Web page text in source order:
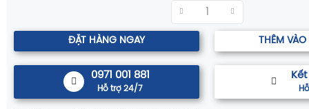
ĐẶT HÀNG NGAY THÊM
0971 001 881
Hỗ trợ 24/7